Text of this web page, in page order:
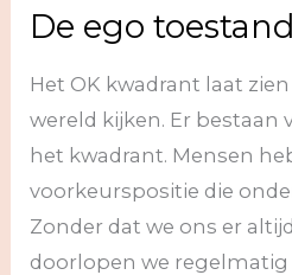
De ego
Het OK kwadrant laat
wereld kijken. Er bestaan
het kwadrant. Mensen
voorkeurspositie die
Zonder dat we ons er
doorlopen we regelmatig